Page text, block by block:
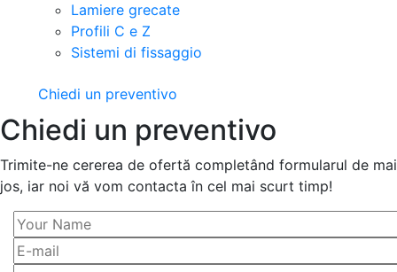
Lamiere grecate
Profili C e Z
Sistemi di fissaggio
Chiedi un preventivo
Chiedi un preventivo
Trimite-ne cererea de ofertă completând formularul de mai
jos, iar noi vă vom contacta în cel mai scurt timp!